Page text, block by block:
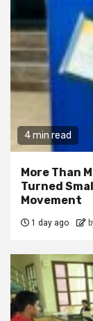
4 min read
More Than
Turned
Movement
1 day ago